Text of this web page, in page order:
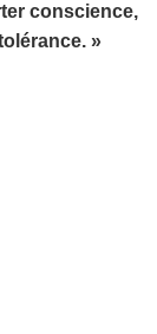
conscience,
»